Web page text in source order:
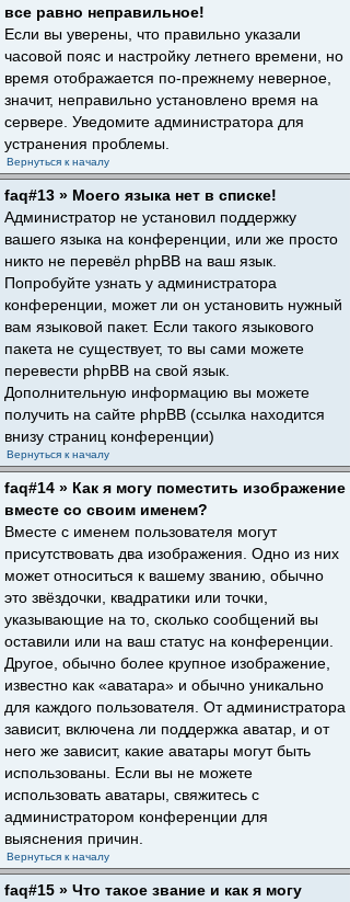
все равно неправильное!
Если вы уверены, что правильно указали
часовой пояс и настройку летнего времени, но
время отображается по-прежнему неверное,
значит, неправильно установлено время на
сервере. Уведомите администратора для
устранения проблемы.
Вернуться к началу
faq#13 » Моего языка нет в списке!
Администратор не установил поддержку
вашего языка на конференции, или же просто
никто не перевёл phpBB на ваш язык.
Попробуйте узнать у администратора
конференции, может ли он установить нужный
вам языковой пакет. Если такого языкового
пакета не существует, то вы сами можете
перевести phpBB на свой язык.
Дополнительную информацию вы можете
получить на сайте phpBB (ссылка находится
внизу страниц конференции)
Вернуться к началу
faq#14 » Как я могу поместить изображение
вместе со своим именем?
Вместе с именем пользователя могут
присутствовать два изображения. Одно из них
может относиться к вашему званию, обычно
это звёздочки, квадратики или точки,
указывающие на то, сколько сообщений вы
оставили или на ваш статус на конференции.
Другое, обычно более крупное изображение,
известно как «аватара» и обычно уникально
для каждого пользователя. От администратора
зависит, включена ли поддержка аватар, и от
него же зависит, какие аватары могут быть
использованы. Если вы не можете
использовать аватары, свяжитесь с
администратором конференции для
выяснения причин.
Вернуться к началу
faq#15 » Что такое звание и как я могу